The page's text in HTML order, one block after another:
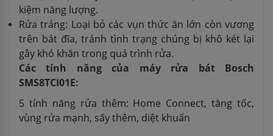
kiệm năng lượng.
Rửa tráng: Loại bỏ các vụn thức ăn lớn còn vương
trên bát đĩa, tránh tình trạng chúng bị khô két lại
gây khó khăn trong quá trình rửa.
Các tính năng của máy rửa bát Bosch
SMS8TCI01E:
5 tính năng rửa thêm: Home Connect, tăng tốc,
vùng rửa mạnh, sấy thêm, diệt khuẩn